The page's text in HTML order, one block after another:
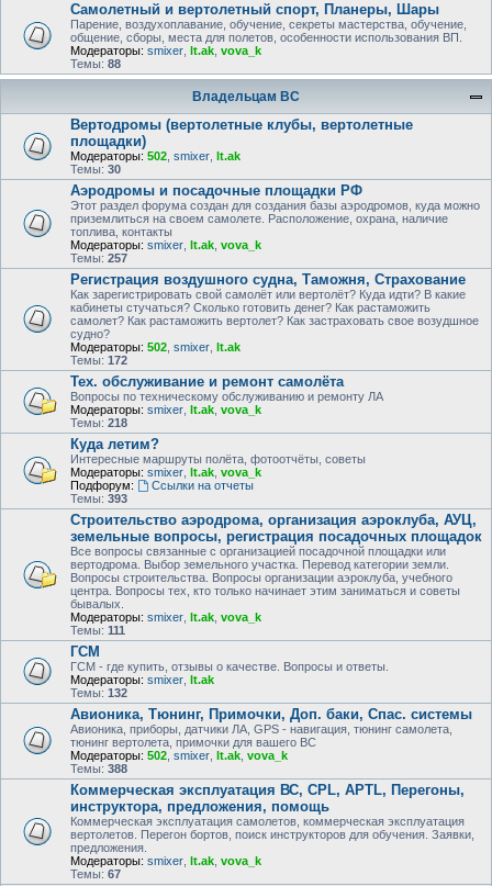
Самолетный и вертолетный спорт, Планеры, Шары
Парение, воздухоплавание, обучение, секреты мастерства, обучение,
общение, сборы, места для полетов, особенности использования ВП.
Модераторы: smixer lt.ak vova_k
Темы: 88
Владельцам ВС
Вертодромы (вертолетные клубы, вертолетные
площадки)
Модераторы: 502 smixer lt.ak
Темы: 30
Аэродромы и посадочные площадки РФ
Этот раздел форума создан для создания базы аэродромов, куда можно
приземлиться на своем самолете. Расположение, охрана, наличие
топлива, контакты
Модераторы: smixer lt.ak vova_k
Темы: 257
Регистрация воздушного судна, Таможня, Страхование
Как зарегистрировать свой самолёт или вертолёт? Куда идти? В какие
кабинеты стучаться? Сколько готовить денег? Как растаможить
самолет? Как растаможить вертолет? Как застраховать свое возудшное
судно?
Модераторы: 502 smixer lt.ak
Темы: 172
Тех. обслуживание и ремонт самолёта
Вопросы по техническому обслуживанию и ремонту ЛА
Модераторы: smixer lt.ak vova_k
Темы: 218
Куда летим?
Интересные маршруты полёта, фотоотчёты, советы
Модераторы: smixer lt.ak vova_k
Подфорум:
Ссылки на отчеты
Темы: 393
Строительство аэродрома, организация аэроклуба, АУЦ,
земельные вопросы, регистрация посадочных площадок
Все вопросы связанные с организацией посадочной площадки или
вертодрома. Выбор земельного участка. Перевод категории земли.
Вопросы строительства. Вопросы организации аэроклуба, учебного
центра. Вопросы тех, кто только начинает этим заниматься и советы
бывалых.
Модераторы: smixer lt.ak vova_k
Темы: 111
ГСМ
ГСМ - где купить, отзывы о качестве. Вопросы и ответы.
Модераторы: smixer lt.ak
Темы: 132
Авионика, Тюнинг, Примочки, Доп. баки, Спас. системы
Авионика, приборы, датчики ЛА, GPS - навигация, тюнинг самолета,
тюнинг вертолета, примочки для вашего ВС
Модераторы: 502 smixer lt.ak vova_k
Темы: 388
Коммерческая эксплуатация ВС, CPL, APTL, Перегоны,
инструктора, предложения, помощь
Коммерческая эксплуатация самолетов, коммерческая эксплуатация
вертолетов. Перегон бортов, поиск инструкторов для обучения. Заявки,
предложения.
Модераторы: smixer lt.ak vova_k
Темы: 67